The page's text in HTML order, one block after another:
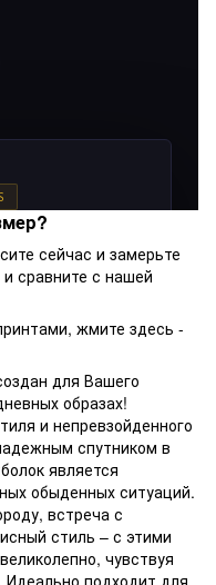
сейчас и замерьте
сравните с нашей
жмите здесь -
для Вашего
образах!
и непревзойденного
спутником в
является
обыденных ситуаций.
встреча с
стиль – с этими
чувствуя